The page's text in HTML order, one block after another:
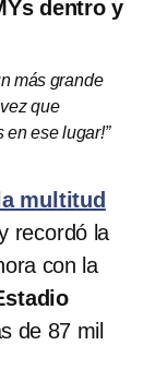
dentro y
más grande
que
en ese lugar!”
la multitud
recordó la
con la
de 87 mil